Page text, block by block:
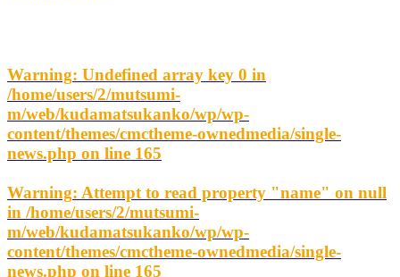
Warning: Undefined array key 0 in
/home/users/2/mutsumi-
m/web/kudamatsukanko/wp/wp-
content/themes/cmctheme-ownedmedia/single-
news.php on line 165
Warning: Attempt to read property "name" on null
in /home/users/2/mutsumi-
m/web/kudamatsukanko/wp/wp-
content/themes/cmctheme-ownedmedia/single-
news.php on line 165